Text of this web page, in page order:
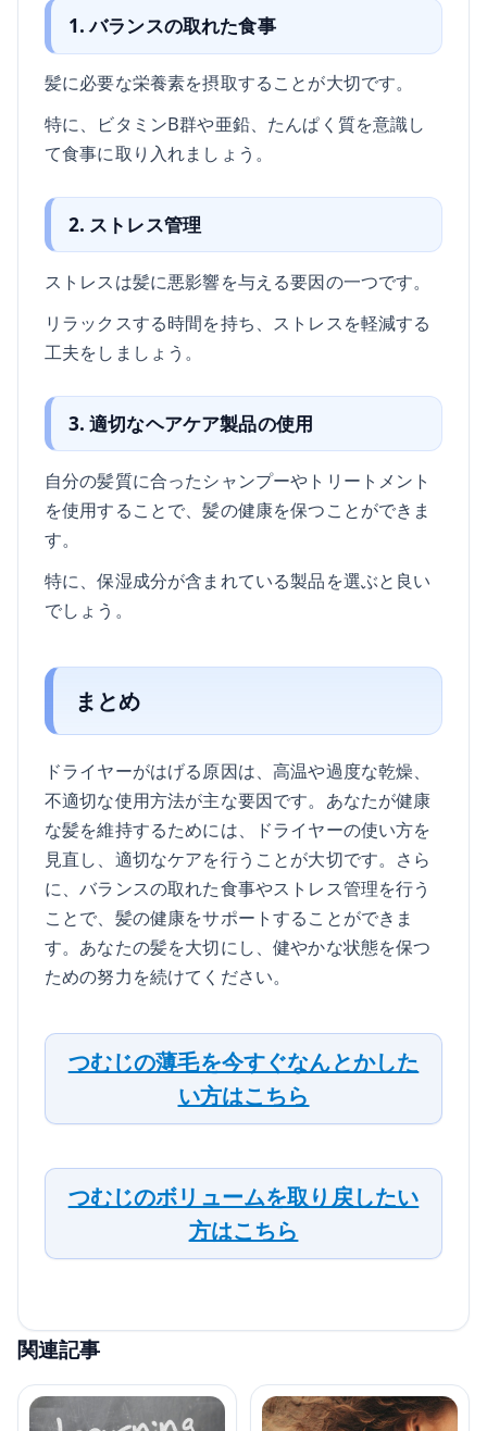
1. バランスの取れた食事
髪に必要な栄養素を摂取することが大切です。
特に、ビタミンB群や亜鉛、たんぱく質を意識し
て食事に取り入れましょう。
2. ストレス管理
ストレスは髪に悪影響を与える要因の一つです。
リラックスする時間を持ち、ストレスを軽減する
工夫をしましょう。
3. 適切なヘアケア製品の使用
自分の髪質に合ったシャンプーやトリートメント
を使用することで、髪の健康を保つことができま
す。
特に、保湿成分が含まれている製品を選ぶと良い
でしょう。
まとめ
ドライヤーがはげる原因は、高温や過度な乾燥、
不適切な使用方法が主な要因です。あなたが健康
な髪を維持するためには、ドライヤーの使い方を
見直し、適切なケアを行うことが大切です。さら
に、バランスの取れた食事やストレス管理を行う
ことで、髪の健康をサポートすることができま
す。あなたの髪を大切にし、健やかな状態を保つ
ための努力を続けてください。
つむじの薄毛を今すぐなんとかした
い方はこちら
つむじのボリュームを取り戻したい
方はこちら
関連記事